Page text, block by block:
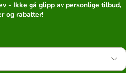
- Ikke gå glipp av personlige tilbud,
og rabatter!